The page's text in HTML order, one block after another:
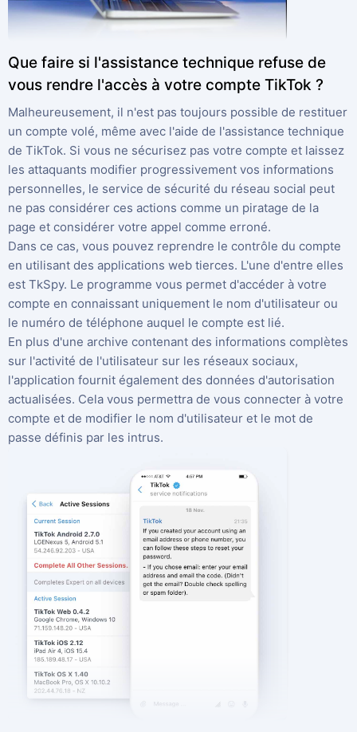
Que faire si l'assistance technique refuse de
vous rendre l'accès à votre compte TikTok ?
Malheureusement, il n'est pas toujours possible de restituer
un compte volé, même avec l'aide de l'assistance technique
de TikTok. Si vous ne sécurisez pas votre compte et laissez
les attaquants modifier progressivement vos informations
personnelles, le service de sécurité du réseau social peut
ne pas considérer ces actions comme un piratage de la
page et considérer votre appel comme erroné.
Dans ce cas, vous pouvez reprendre le contrôle du compte
en utilisant des applications web tierces. L'une d'entre elles
est TkSpy. Le programme vous permet d'accéder à votre
compte en connaissant uniquement le nom d'utilisateur ou
le numéro de téléphone auquel le compte est lié.
En plus d'une archive contenant des informations complètes
sur l'activité de l'utilisateur sur les réseaux sociaux,
l'application fournit également des données d'autorisation
actualisées. Cela vous permettra de vous connecter à votre
compte et de modifier le nom d'utilisateur et le mot de
passe définis par les intrus.